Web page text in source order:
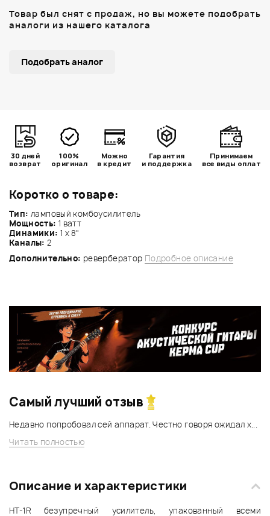
Коротко о товаре:
Тип: ламповый комбоусилитель
Мощность: 1 ватт
Динамики: 1 х 8"
Каналы:2
Дополнительно: ревербератор Подробное описание
Товар был снят с продаж, но вы можете подобрать
аналоги из нашего каталога
Подобрать аналог
30 дней
возврат
100%
оригинал
Можно
в кредит
Гарантия
и поддержка
Принимаем
все виды оплат
Самый лучший отзыв
Недавно попробовал сей аппарат. Честно говоря ожидал х...
Читать полностью
Описание и характеристики
HT-1R безупречный усилитель, упакованный всеми